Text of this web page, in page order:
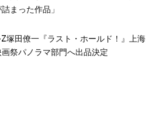
まった作品」
塚田僚一『ラスト・ホールド！』上海
画祭パノラマ部門へ出品決定